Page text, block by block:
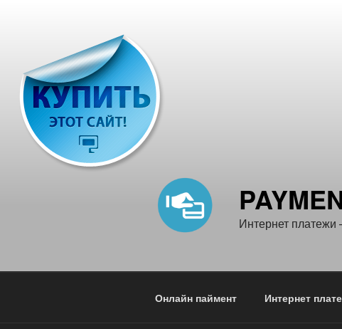
Интернет
Онлайн паймент Интернет